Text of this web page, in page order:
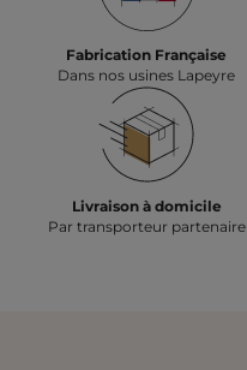
Fabrication Française
Dans nos usines Lapeyre
Livraison à domicile
Par transporteur partenaire